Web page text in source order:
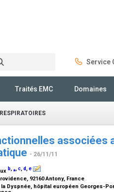
Service
Traités EMC Domaines
associées
- 26/11/11
b,⁎,c,d,e
92160 Antony, France
Dyspnée, hôpital européen Georges-